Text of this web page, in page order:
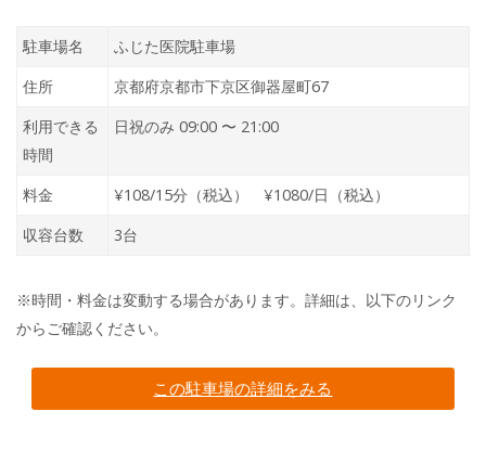
駐車場名
ふじた医院駐車場
住所
京都府京都市下京区御器屋町67
利用できる
時間
日祝のみ 09:00 〜 21:00
料金
¥108/15分（税込） ¥1080/日（税込）
収容台数
3台
※時間・料金は変動する場合があります。詳細は、以下のリンク
からご確認ください。
この駐車場の詳細をみる